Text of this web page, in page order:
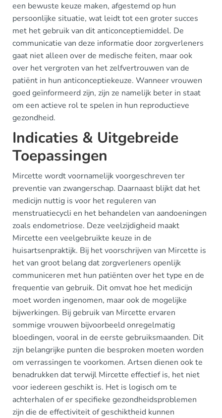
een bewuste keuze maken, afgestemd op hun
persoonlijke situatie, wat leidt tot een groter succes
met het gebruik van dit anticonceptiemiddel. De
communicatie van deze informatie door zorgverleners
gaat niet alleen over de medische feiten, maar ook
over het vergroten van het zelfvertrouwen van de
patiënt in hun anticonceptiekeuze. Wanneer vrouwen
goed geïnformeerd zijn, zijn ze namelijk beter in staat
om een actieve rol te spelen in hun reproductieve
gezondheid.
Indicaties & Uitgebreide
Toepassingen
Mircette wordt voornamelijk voorgeschreven ter
preventie van zwangerschap. Daarnaast blijkt dat het
medicijn nuttig is voor het reguleren van
menstruatiecycli en het behandelen van aandoeningen
zoals endometriose. Deze veelzijdigheid maakt
Mircette een veelgebruikte keuze in de
huisartsenpraktijk. Bij het voorschrijven van Mircette is
het van groot belang dat zorgverleners openlijk
communiceren met hun patiënten over het type en de
frequentie van gebruik. Dit omvat hoe het medicijn
moet worden ingenomen, maar ook de mogelijke
bijwerkingen. Bij gebruik van Mircette ervaren
sommige vrouwen bijvoorbeeld onregelmatig
bloedingen, vooral in de eerste gebruiksmaanden. Dit
zijn belangrijke punten die besproken moeten worden
om verrassingen te voorkomen. Artsen dienen ook te
benadrukken dat terwijl Mircette effectief is, het niet
voor iedereen geschikt is. Het is logisch om te
achterhalen of er specifieke gezondheidsproblemen
zijn die de effectiviteit of geschiktheid kunnen